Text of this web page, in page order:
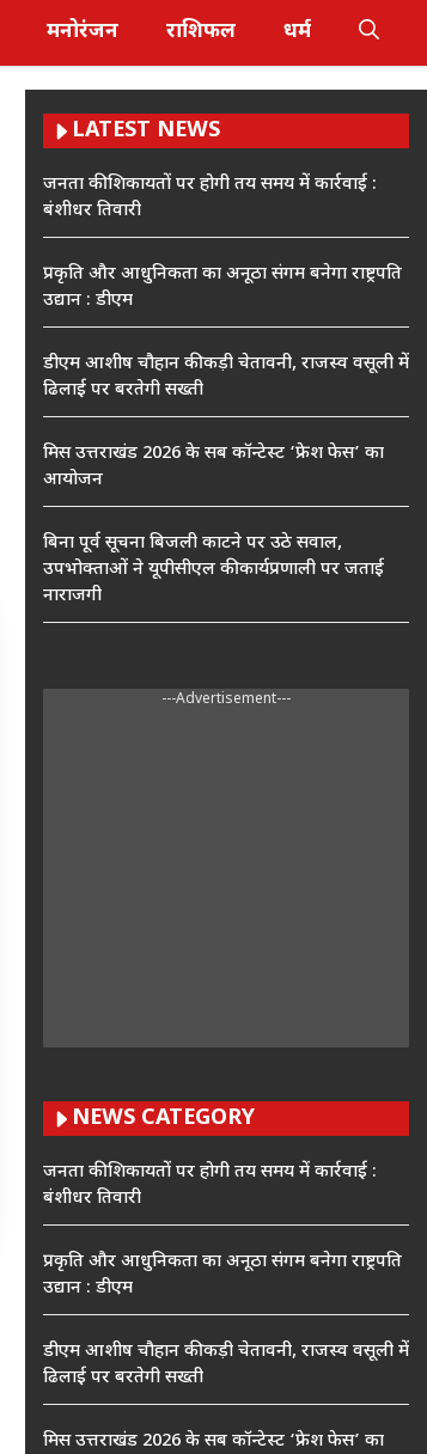
मनोरंजन राशिफल धर्म
LATEST NEWS
जनता की शिकायतों पर होगी तय समय में कार्रवाई :
बंशीधर तिवारी
प्रकृति और आधुनिकता का अनूठा संगम बनेगा राष्ट्रपति
उद्यान : डीएम
डीएम आशीष चौहान की कड़ी चेतावनी, राजस्व वसूली में
ढिलाई पर बरतेगी सख्ती
मिस उत्तराखंड 2026 के सब कॉन्टेस्ट ‘फ्रेश फेस’ का
आयोजन
बिना पूर्व सूचना बिजली काटने पर उठे सवाल,
उपभोक्ताओं ने यूपीसीएल की कार्यप्रणाली पर जताई
नाराजगी
---Advertisement---
NEWS CATEGORY
जनता की शिकायतों पर होगी तय समय में कार्रवाई :
बंशीधर तिवारी
प्रकृति और आधुनिकता का अनूठा संगम बनेगा राष्ट्रपति
उद्यान : डीएम
डीएम आशीष चौहान की कड़ी चेतावनी, राजस्व वसूली में
ढिलाई पर बरतेगी सख्ती
मिस उत्तराखंड 2026 के सब कॉन्टेस्ट ‘फ्रेश फेस’ का